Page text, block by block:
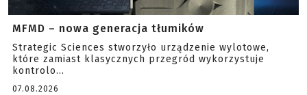
MFMD – nowa generacja tłumików
Strategic Sciences stworzyło urządzenie wylotowe,
które zamiast klasycznych przegród wykorzystuje
kontrolo...
07.08.2026